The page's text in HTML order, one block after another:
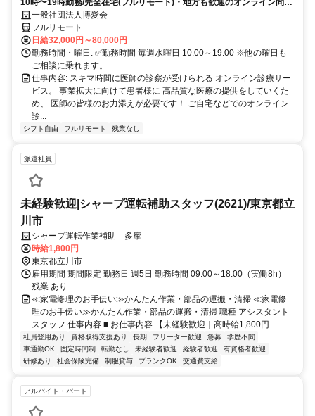
10時〜19時勤務/完全在宅(フルリモート)・地方も歓迎のオンライン問診
業務一般社団法人博愛会
フルリモート
日給32,000円～80,000円
勤務時間・曜日: ✅勤務時間 毎週水曜日 10:00～19:00 ※他の曜日も
ご相談に乗れます。
仕事内容: スキマ時間に医師の診察が受けられる オンライン診療サー
ビス。 事業拡大に向けて患者様に 高品質な医療の提供をしていくた
め、 医師の皆様のお力添えが必要です！ ご自宅などでのオンライン
診...
シフト自由 フルリモート 残業なし
派遣社員
未経験歓迎|シャープ運転補助スタッフ(2621)/東京都立
川市
シャープ運転作業補助 多摩
時給1,800円
東京都立川市
雇用期間 期間限定 勤務日 週5日 勤務時間 09:00～18:00（実働8h）
残業 あり
≪家電修理のお手伝い≫かんたん作業・部品の運搬・清掃 ≪家電修
理のお手伝い≫かんたん作業・部品の運搬・清掃 職種 アシスタント
スタッフ 仕事内容 ■ お仕事内容 【未経験歓迎｜高時給1,800円...
社員登用あり 資格取得支援あり 長期 フリーター歓迎 急募
学歴不問
車通勤OK
固定時間制 転勤なし 未経験者歓迎 経験者歓迎
有資格者歓迎
研修あり
社会保険完備 制服貸与 ブランクOK 交通費支給
アルバイト・パート